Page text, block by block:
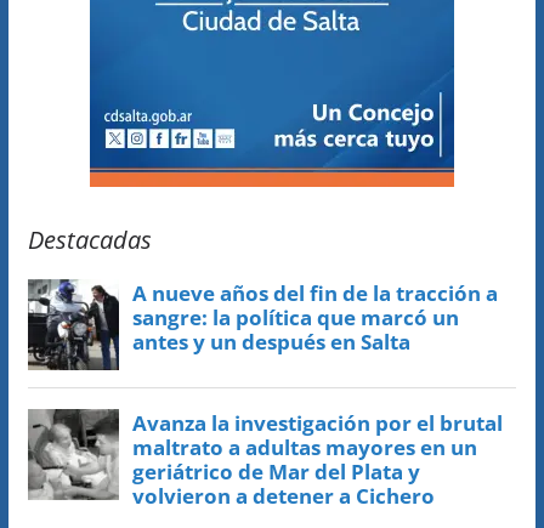
Destacadas